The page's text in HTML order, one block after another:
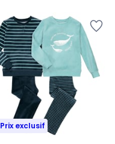
Prix exclusif